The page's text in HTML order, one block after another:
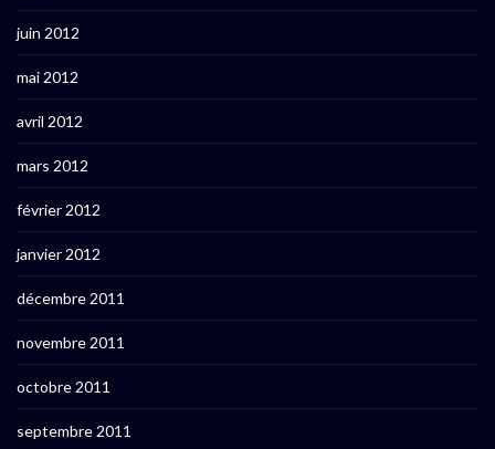
juin 2012
mai 2012
avril 2012
mars 2012
février 2012
janvier 2012
décembre 2011
novembre 2011
octobre 2011
septembre 2011